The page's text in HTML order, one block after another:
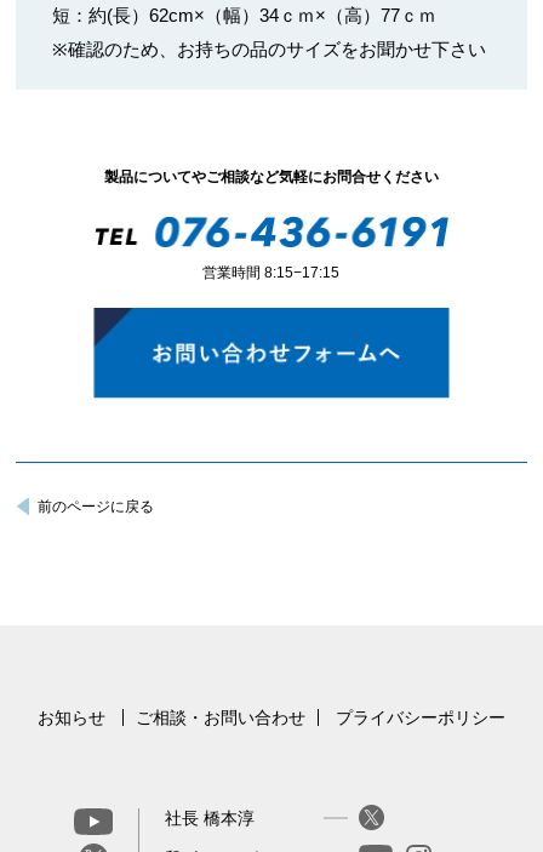
短：約(長）62cm×（幅）34ｃｍ×（高）77ｃｍ
※確認のため、お持ちの品のサイズをお聞かせ下さい
製品についてやご相談など気軽にお問合せください
営業時間 8:15−17:15
前のページに戻る
お知らせ ご相談・お問い合わせ プライバシーポリシー
社長 橋本淳